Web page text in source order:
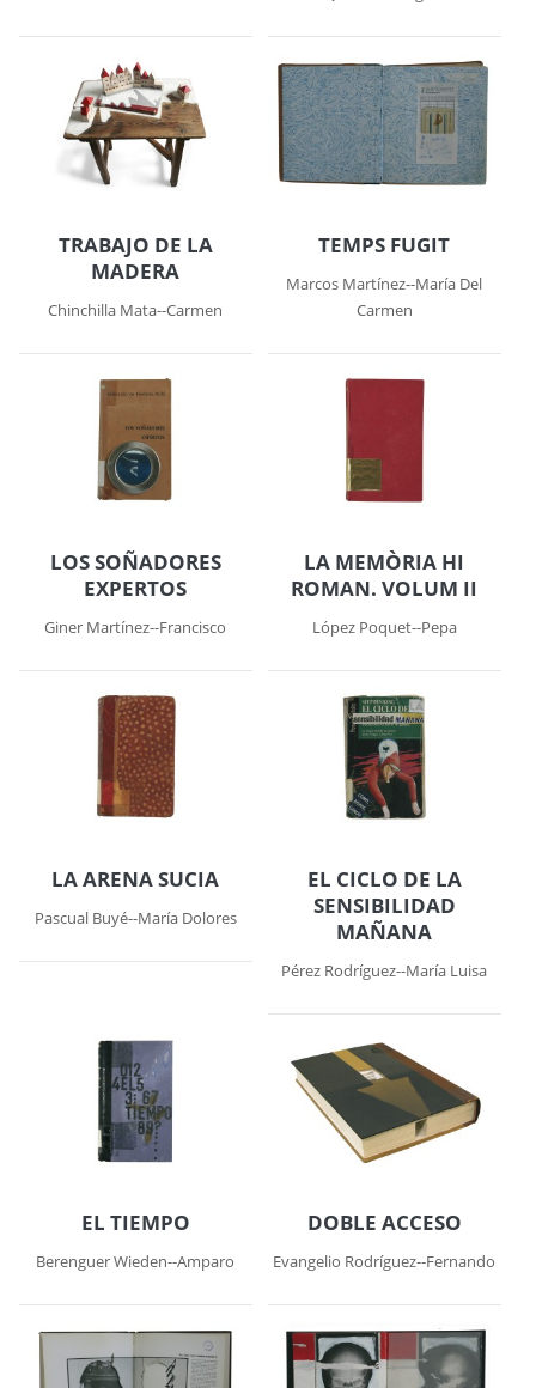
TRABAJO DE LA
MADERA
Chinchilla Mata--Carmen
TEMPS FUGIT
Marcos Martínez--María Del
Carmen
LOS SOÑADORES
EXPERTOS
Giner Martínez--Francisco
LA MEMÒRIA HI
ROMAN. VOLUM II
López Poquet--Pepa
LA ARENA SUCIA
Pascual Buyé--María Dolores
EL CICLO DE LA
SENSIBILIDAD
MAÑANA
Pérez Rodríguez--María Luisa
EL TIEMPO
Berenguer Wieden--Amparo
DOBLE ACCESO
Evangelio Rodríguez--Fernando